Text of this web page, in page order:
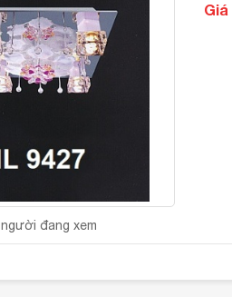
người đang xem
Giá